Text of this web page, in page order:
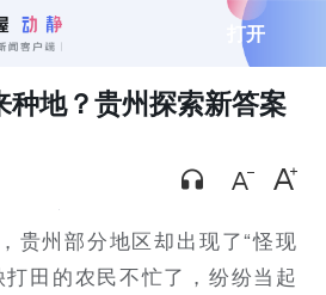
打开
种地？贵州探索新答案
贵州部分地区却出现了“怪现
田的农民不忙了，纷纷当起